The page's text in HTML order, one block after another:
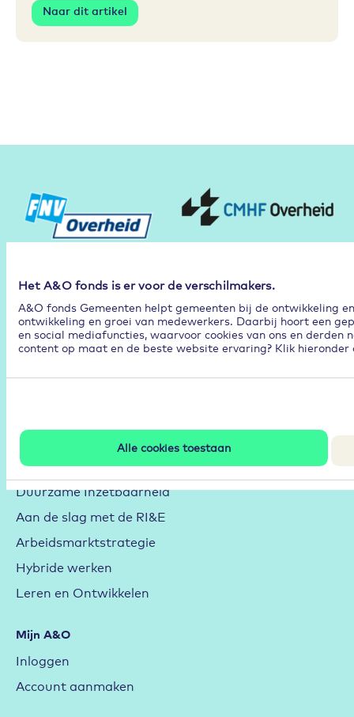
Het A&O fonds is er voor de verschilmakers.
A&O fonds Gemeenten helpt gemeenten bij de ontwikkeling
ontwikkeling en groei van medewerkers. Daarbij hoort een
en social mediafuncties, waarvoor cookies van ons en derden
content op maat en de beste website ervaring? Klik hieronder
Alle cookies toestaan
Naar dit artikel
Partners
Community
Duurzame Inzetbaarheid
Aan de slag met de RI&E
Arbeidsmarktstrategie
Hybride werken
Leren en Ontwikkelen
Mijn A&O
Inloggen
Account aanmaken